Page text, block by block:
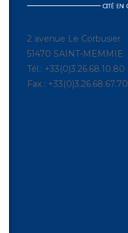
2 avenue Le Corbusier
51470 SAINT-MEMMIE
Tél.: +33(0)3.26.68.10.80
Fax : +33(0)3.26.68.67.70